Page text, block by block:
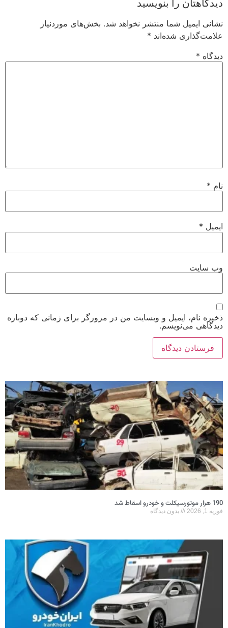
دیدگاهتان را بنویسید
نشانی ایمیل شما منتشر نخواهد شد. بخش‌های موردنیاز
علامت‌گذاری شده‌اند*
دیدگاه*
نام*
ایمیل*
وب‌ سایت
ذخیره نام، ایمیل و وبسایت من در مرورگر برای زمانی که دوباره
دیدگاهی می‌نویسم.
190 هزار موتورسیکلت و خودرو اسقاط شد
فوریه 1, 2026 بدون دیدگاه